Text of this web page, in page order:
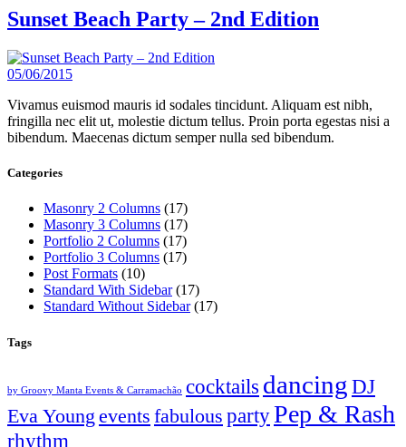
Sunset Beach Party – 2nd Edition
05/06/2015
Vivamus euismod mauris id sodales tincidunt. Aliquam est nibh,
fringilla nec elit ut, molestie dictum tellus. Proin porta egestas nisi a
bibendum. Maecenas dictum semper nulla sed bibendum.
Categories
Masonry 2 Columns (17)
Masonry 3 Columns (17)
Portfolio 2 Columns (17)
Portfolio 3 Columns (17)
Post Formats (10)
Standard With Sidebar(17)
Standard Without Sidebar(17)
Tags
by Groovy Manta Events & Carramachão cocktails dancingDJ
Eva Young events fabulous partyPep & Rash
rhythm